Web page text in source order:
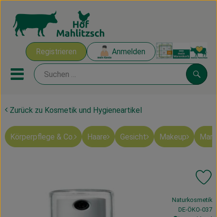
Registrieren Anmelden
Mobiles Menu öffnen oder
Ökokisten
Mahlitzscher Produkte
Zurück zu Kosmetik und Hygieneartikel
Körperpflege & Co. Haare Gesicht Makeup
, Verband:
Naturkosmetik
,DE-ÖKO-037